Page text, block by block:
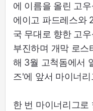
에 이름을 올린 고
에이고 파드레스와
국 무대로 향한 고
부진하며 개막 로스
해 3월 고척돔에서
즈'에 앞서 마이너
한 번 마이너리그로